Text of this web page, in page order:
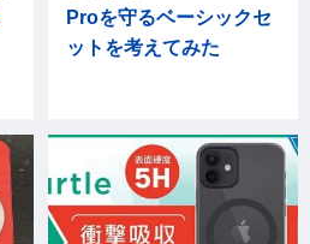
Proを守るベーシックセ
ットを考えてみた